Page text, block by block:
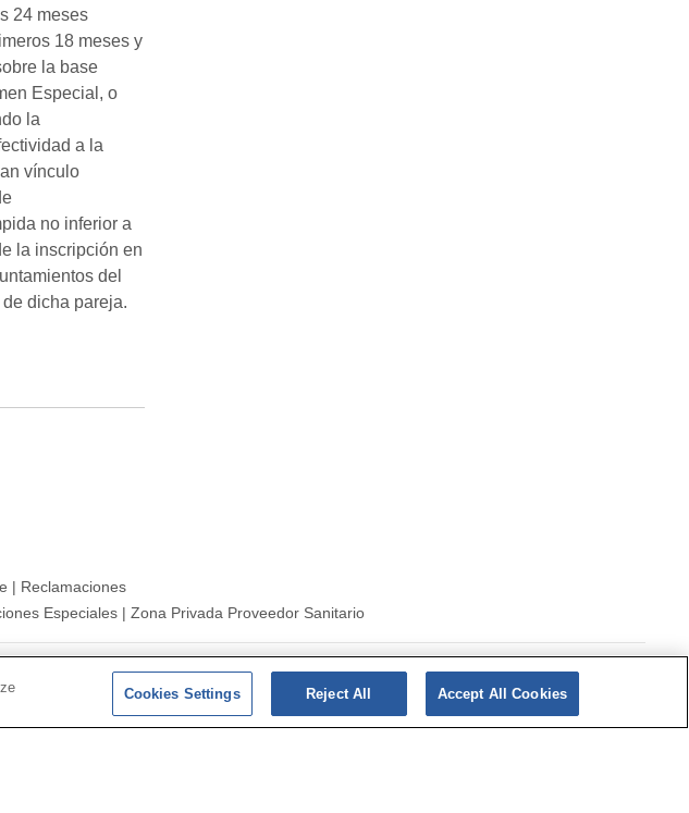
24 meses
18 meses y
la base
Especial, o
la
a la
vínculo
no inferior a
la inscripción en
del
dicha pareja.
| Reclamaciones
Especiales | Zona Privada Proveedor Sanitario
de Protección de Datos | Politica de cookies
Cookies Settings Reject All Accept All Cookies